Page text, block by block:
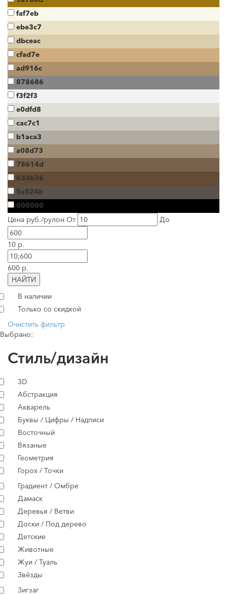
faf7eb
ebe3c7
dbceac
cfad7e
ad916c
878686
f3f2f3
e0dfd8
cac7c1
b1aca3
a08d73
78614d
634b36
5a524b
000000
Цена руб./рулон От До
10 р.
600 р.
НАЙТИ
В наличии
Только со скидкой
Очистить фильтр
Выбрано:
Стиль/дизайн
3D
Абстракция
Акварель
Буквы / Цифры / Надписи
Восточный
Вязаные
Геометрия
Горох / Точки
Градиент / Омбре
Дамаск
Деревья / Ветви
Доски / Под дерево
Детские
Животные
Жуи / Туаль
Звёзды
Зигзаг